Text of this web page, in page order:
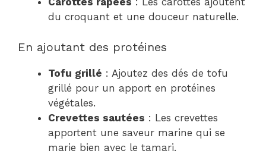
du croquant et une douceur naturelle.
En ajoutant des protéines
Tofu grillé : Ajoutez des dés de tofu
grillé pour un apport en protéines
végétales.
Crevettes sautées : Les crevettes
apportent une saveur marine qui se
marie bien avec le tamari.